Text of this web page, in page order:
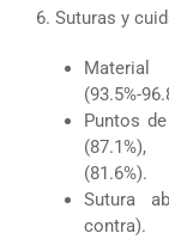
6. Suturas y
(93.5%-
Puntos
(81.6%).
Sutura
contra).